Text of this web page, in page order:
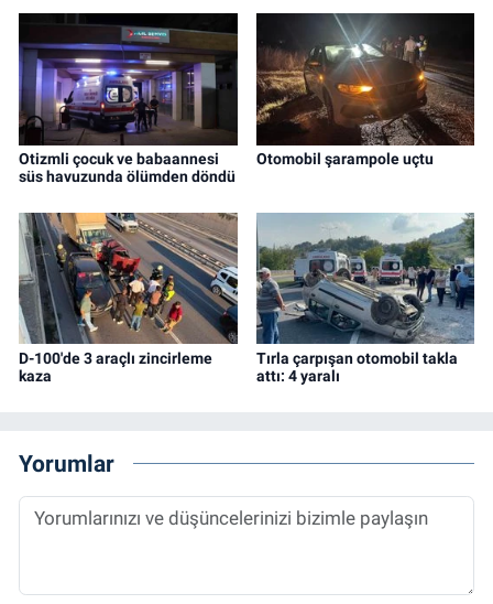
Otizmli çocuk ve babaannesi
süs havuzunda ölümden döndü
Otomobil şarampole uçtu
D-100'de 3 araçlı zincirleme
kaza
Tırla çarpışan otomobil takla
attı: 4 yaralı
Yorumlar